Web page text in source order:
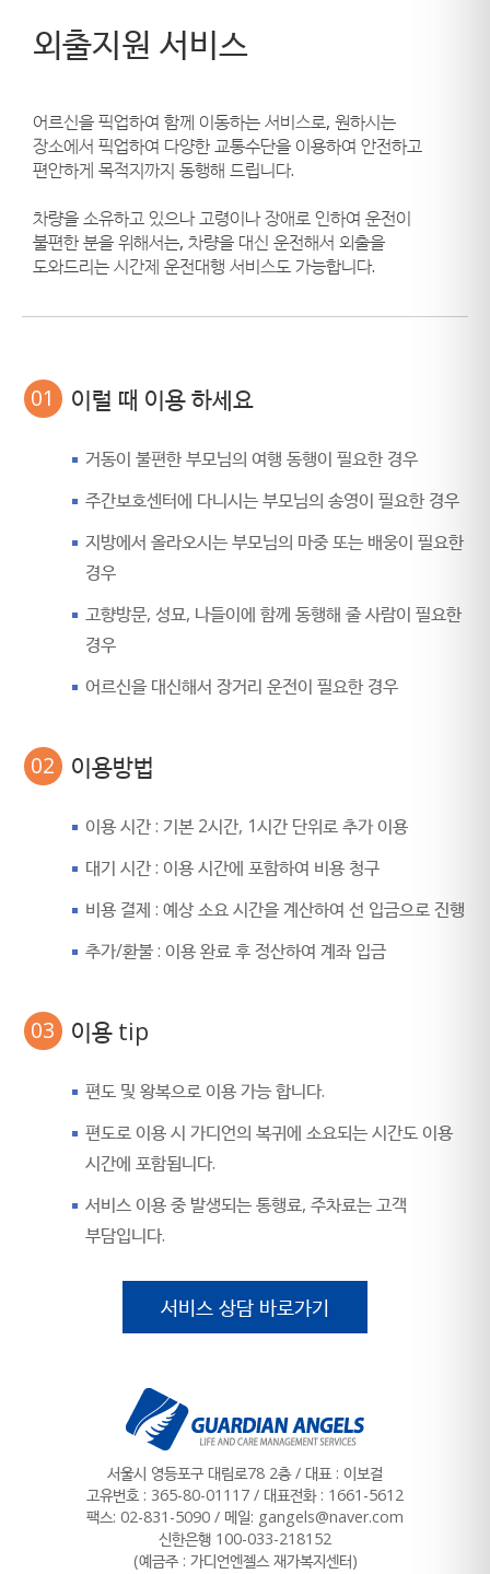
외출지원 서비스
어르신을 픽업하여 함께 이동하는 서비스로, 원하시는
장소에서 픽업하여 다양한 교통수단을 이용하여 안전하고
편안하게 목적지까지 동행해 드립니다.
차량을 소유하고 있으나고령이나 장애로 인하여 운전이
불편한 분을 위해서는, 차량을 대신 운전해서 외출을
도와드리는 시간제 운전대행 서비스도 가능합니다.
01 이럴 때 이용 하세요
거동이 불편한 부모님의 여행 동행이 필요한 경우
주간보호센터에 다니시는 부모님의 송영이 필요한 경우
지방에서 올라오시는 부모님의 마중 또는 배웅이 필요한
경우
고향방문, 성묘, 나들이에 함께 동행해 줄 사람이 필요한
경우
어르신을 대신해서 장거리 운전이 필요한 경우
02 이용방법
이용 시간 : 기본 2시간, 1시간 단위로 추가 이용
대기 시간 : 이용 시간에 포함하여 비용 청구
비용 결제 : 예상 소요 시간을 계산하여 선 입금으로 진행
추가/환불 : 이용 완료 후 정산하여 계좌 입금
03 이용 tip
편도 및 왕복으로 이용 가능 합니다.
편도로 이용 시 가디언의 복귀에 소요되는 시간도 이용
시간에 포함됩니다.
서비스 이용 중 발생되는 통행료, 주차료는 고객
부담입니다.
서비스 상담 바로가기
서울시 영등포구 대림로78 2층 / 대표 : 이보걸
고유번호 : 365-80-01117 / 대표전화 : 1661-5612
팩스: 02-831-5090 / 메일: gangels@naver.com
신한은행 100-033-218152
(예금주 : 가디언엔젤스 재가복지센터)